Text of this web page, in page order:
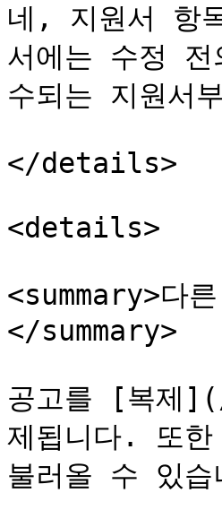
네, 지원서 항
서에는 수정
수되는 지원서
</details>
<details>
<summary>다
</summary>
공고를 [복제
제됩니다. 또
불러올 수 있습